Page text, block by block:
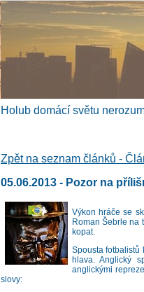
Holub domácí světu
Zpět na seznam článků -
05.06.2013 - Pozor na
Výkon hráče se
Roman Šebrle na
kopat.
Spousta fotbalistů
hlava. Anglický
anglickými
slovy: